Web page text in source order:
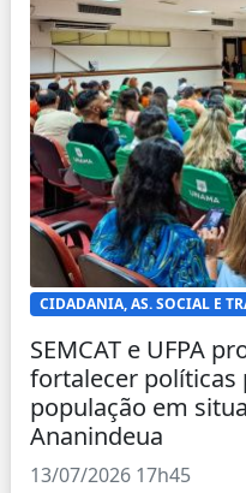
CIDADANIA, AS. SOCIAL E
SEMCAT e UFPA
fortalecer políticas
população em
Ananindeua
13/07/2026 17h45